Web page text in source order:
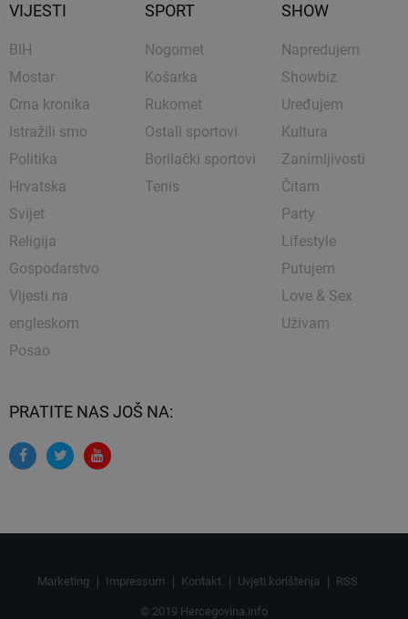
VIJESTI
BIH
Mostar
Crna kronika
Istražili smo
Politika
Hrvatska
Svijet
Religija
Gospodarstvo
Vijesti na
engleskom
Posao
SPORT
Nogomet
Košarka
Rukomet
Ostali sportovi
Borilački sportovi
Tenis
SHOW
Napredujem
Showbiz
Uređujem
Kultura
Zanimljivosti
Čitam
Party
Lifestyle
Putujem
Love & Sex
Uživam
PRATITE NAS JOŠ NA:
Marketing Impressum Kontakt Uvjeti korištenja RSS
© 2019 Hercegovina.info